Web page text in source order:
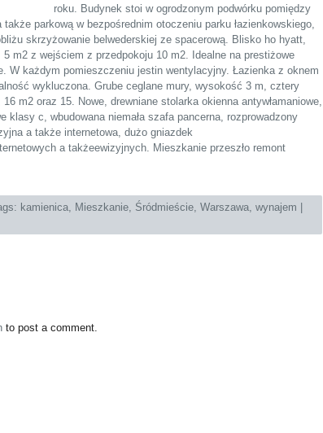
roku. Budynek stoi w ogrodzonym podwórku pomiędzy
parkową w bezpośrednim otoczeniu parku łazienkowskiego,
skrzyżowanie belwederskiej ze spacerową. Blisko ho hyatt,
m2 z wejściem z przedpokoju 10 m2. Idealne na prestiżowe
W każdym pomieszczeniu jestin wentylacyjny. Łazienka z oknem
wykluczona. Grube ceglane mury, wysokość 3 m, cztery
m2 oraz 15. Nowe, drewniane stolarka okienna antywłamaniowe,
klasy c, wbudowana niemała szafa pancerna, rozprowadzony
a także internetowa, dużo gniazdek
a takżeewizyjnych. Mieszkanie przeszło remont
kamienica, Mieszkanie, Śródmieście, Warszawa, wynajem
to post a comment.